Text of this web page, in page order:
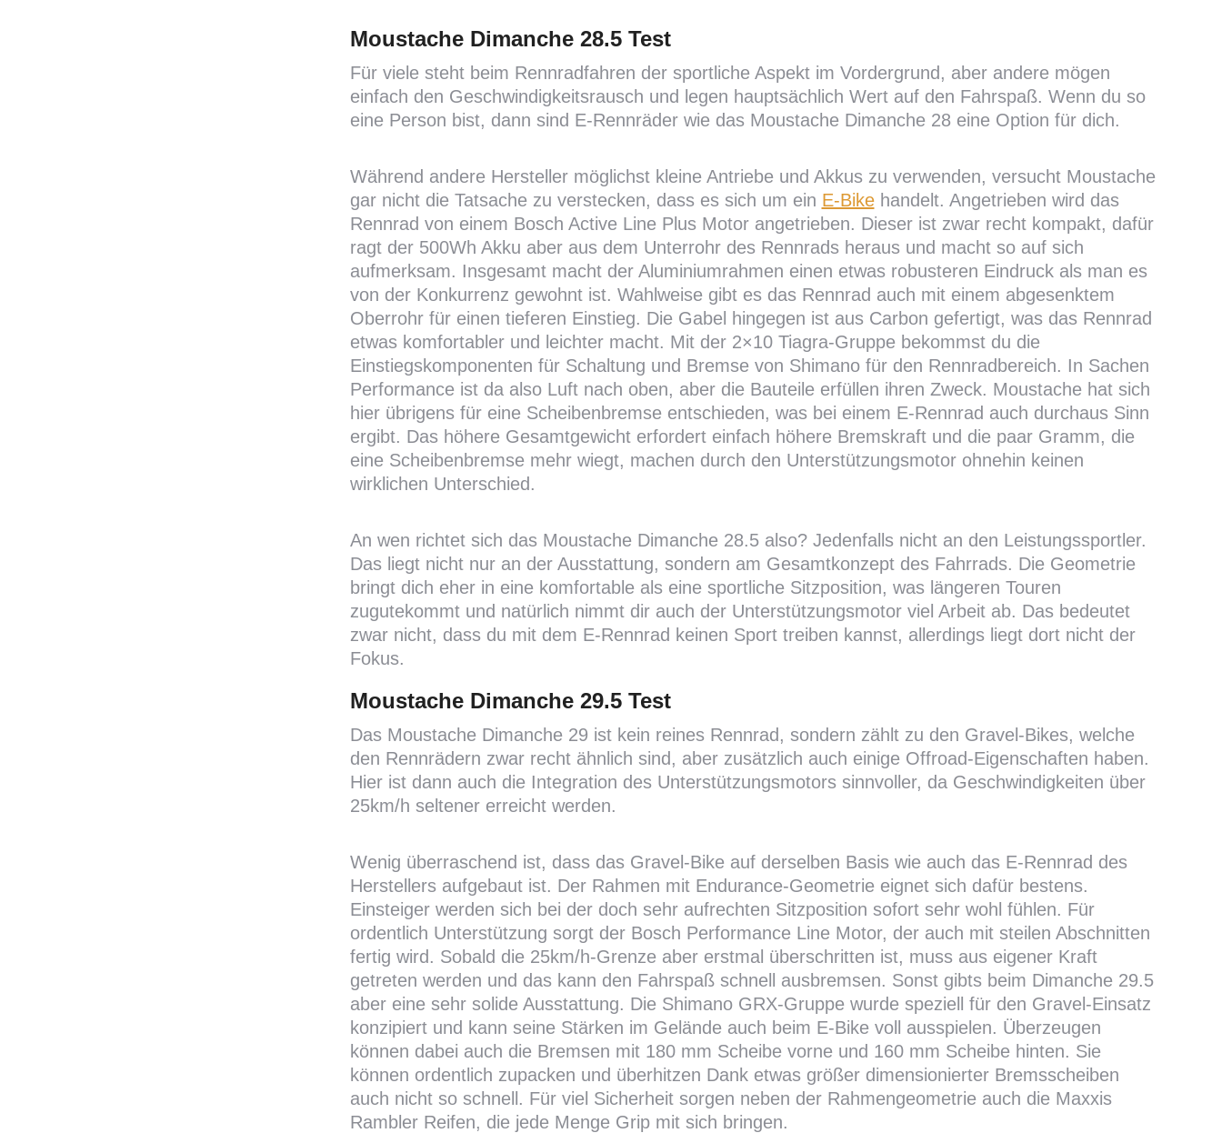
Moustache Dimanche 28.5 Test
Für viele steht beim Rennradfahren der sportliche Aspekt im Vordergrund, aber andere mögen
einfach den Geschwindigkeitsrausch und legen hauptsächlich Wert auf den Fahrspaß. Wenn du so
eine Person bist, dann sind E-Rennräder wie das Moustache Dimanche 28 eine Option für dich.
Während andere Hersteller möglichst kleine Antriebe und Akkus zu verwenden, versucht Moustache
gar nicht die Tatsache zu verstecken, dass es sich um ein E-Bikehandelt. Angetrieben wird das
Rennrad von einem Bosch Active Line Plus Motor angetrieben. Dieser ist zwar recht kompakt, dafür
ragt der 500Wh Akku aber aus dem Unterrohr des Rennrads heraus und macht so auf sich
aufmerksam. Insgesamt macht der Aluminiumrahmen einen etwas robusteren Eindruck als man es
von der Konkurrenz gewohnt ist. Wahlweise gibt es das Rennrad auch mit einem abgesenktem
Oberrohr für einen tieferen Einstieg. Die Gabel hingegen ist aus Carbon gefertigt, was das Rennrad
etwas komfortabler und leichter macht. Mit der 2×10 Tiagra-Gruppe bekommst du die
Einstiegskomponenten für Schaltung und Bremse von Shimano für den Rennradbereich. In Sachen
Performance ist da also Luft nach oben, aber die Bauteile erfüllen ihren Zweck. Moustache hat sich
hier übrigens für eine Scheibenbremse entschieden, was bei einem E-Rennrad auch durchaus Sinn
ergibt. Das höhere Gesamtgewicht erfordert einfach höhere Bremskraft und die paar Gramm, die
eine Scheibenbremse mehr wiegt, machen durch den Unterstützungsmotor ohnehin keinen
wirklichen Unterschied.
An wen richtet sich das Moustache Dimanche 28.5 also? Jedenfalls nicht an den Leistungssportler.
Das liegt nicht nur an der Ausstattung, sondern am Gesamtkonzept des Fahrrads. Die Geometrie
bringt dich eher in eine komfortable als eine sportliche Sitzposition, was längeren Touren
zugutekommt und natürlich nimmt dir auch der Unterstützungsmotor viel Arbeit ab. Das bedeutet
zwar nicht, dass du mit dem E-Rennrad keinen Sport treiben kannst, allerdings liegt dort nicht der
Fokus.
Moustache Dimanche 29.5 Test
Das Moustache Dimanche 29 ist kein reines Rennrad, sondern zählt zu den Gravel-Bikes, welche
den Rennrädern zwar recht ähnlich sind, aber zusätzlich auch einige Offroad-Eigenschaften haben.
Hier ist dann auch die Integration des Unterstützungsmotors sinnvoller, da Geschwindigkeiten über
25km/h seltener erreicht werden.
Wenig überraschend ist, dass das Gravel-Bike auf derselben Basis wie auch das E-Rennrad des
Herstellers aufgebaut ist. Der Rahmen mit Endurance-Geometrie eignet sich dafür bestens.
Einsteiger werden sich bei der doch sehr aufrechten Sitzposition sofort sehr wohl fühlen. Für
ordentlich Unterstützung sorgt der Bosch Performance Line Motor, der auch mit steilen Abschnitten
fertig wird. Sobald die 25km/h-Grenze aber erstmal überschritten ist, muss aus eigener Kraft
getreten werden und das kann den Fahrspaß schnell ausbremsen. Sonst gibts beim Dimanche 29.5
aber eine sehr solide Ausstattung. Die Shimano GRX-Gruppe wurde speziell für den Gravel-Einsatz
konzipiert und kann seine Stärken im Gelände auch beim E-Bike voll ausspielen. Überzeugen
können dabei auch die Bremsen mit 180 mm Scheibe vorne und 160 mm Scheibe hinten. Sie
können ordentlich zupacken und überhitzen Dank etwas größer dimensionierter Bremsscheiben
auch nicht so schnell. Für viel Sicherheit sorgen neben der Rahmengeometrie auch die Maxxis
Rambler Reifen, die jede Menge Grip mit sich bringen.